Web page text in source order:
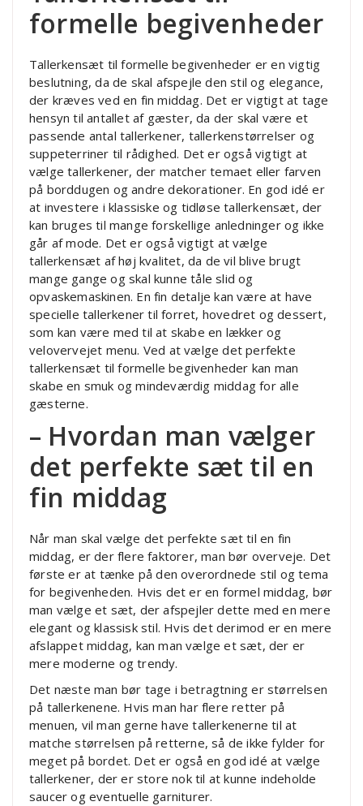
formelle begivenheder
Tallerkensæt til formelle begivenheder er en vigtig
beslutning, da de skal afspejle den stil og elegance,
der kræves ved en fin middag. Det er vigtigt at tage
hensyn til antallet af gæster, da der skal være et
passende antal tallerkener, tallerkenstørrelser og
suppeterriner til rådighed. Det er også vigtigt at
vælge tallerkener, der matcher temaet eller farven
på borddugen og andre dekorationer. En god idé er
at investere i klassiske og tidløse tallerkensæt, der
kan bruges til mange forskellige anledninger og ikke
går af mode. Det er også vigtigt at vælge
tallerkensæt af høj kvalitet, da de vil blive brugt
mange gange og skal kunne tåle slid og
opvaskemaskinen. En fin detalje kan være at have
specielle tallerkener til forret, hovedret og dessert,
som kan være med til at skabe en lækker og
velovervejet menu. Ved at vælge det perfekte
tallerkensæt til formelle begivenheder kan man
skabe en smuk og mindeværdig middag for alle
gæsterne.
– Hvordan man vælger
det perfekte sæt til en
fin middag
Når man skal vælge det perfekte sæt til en fin
middag, er der flere faktorer, man bør overveje. Det
første er at tænke på den overordnede stil og tema
for begivenheden. Hvis det er en formel middag, bør
man vælge et sæt, der afspejler dette med en mere
elegant og klassisk stil. Hvis det derimod er en mere
afslappet middag, kan man vælge et sæt, der er
mere moderne og trendy.
Det næste man bør tage i betragtning er størrelsen
på tallerkenene. Hvis man har flere retter på
menuen, vil man gerne have tallerkenerne til at
matche størrelsen på retterne, så de ikke fylder for
meget på bordet. Det er også en god idé at vælge
tallerkener, der er store nok til at kunne indeholde
saucer og eventuelle garniturer.